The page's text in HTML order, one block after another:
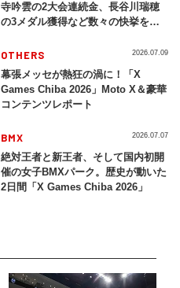
寺吟雲の2大会連続金、長谷川瑞穂
の3メダル獲得など数々の快挙をプ
2026」
OTHERS
幕張メッセが熱狂の渦に！「X
Games Chiba 2026」Moto X＆豪華
コンテンツレポート
2026.07.09
BMX
絶対王者と新王者、そして国内初開
催の女子BMXパーク。歴史が動いた
2日間「X Games Chiba 2026」
2026.07.07